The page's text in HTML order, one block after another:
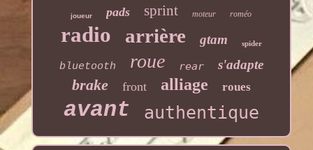
joueur pads sprint moteur roméo
radio arrière gtam spider
bluetooth roue rear s'adapte
brake front alliage roues
avant authentique